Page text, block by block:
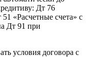
Дт 76
«Расчетные счета» с
Дт 91 при
условия договора с